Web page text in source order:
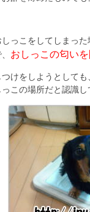
っこをしてしまった
おしっこの匂い
けをしようとしても
この場所だと認識し